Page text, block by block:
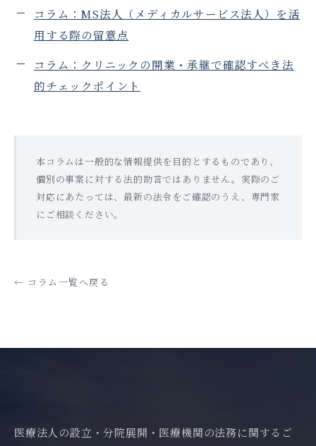
コラム：MS法人（メディカルサービス法人）を活
用する際の留意点
コラム：クリニックの開業・承継で確認すべき法
的チェックポイント
本コラムは一般的な情報提供を目的とするものであり、
個別の事案に対する法的助言ではありません。実際のご
対応にあたっては、最新の法令をご確認のうえ、専門家
にご相談ください。
← コラム一覧へ戻る
医療法人の設立・分院展開・医療機関の法務に関するご